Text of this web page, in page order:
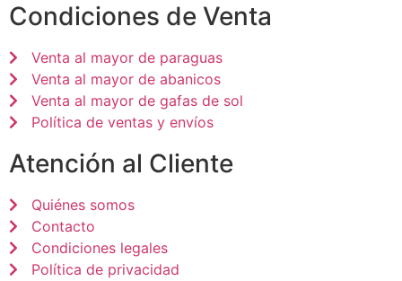
Condiciones de Venta
Venta al mayor de paraguas
Venta al mayor de abanicos
Venta al mayor de gafas de sol
Política de ventas y envíos
Atención al Cliente
Quiénes somos
Contacto
Condiciones legales
Política de privacidad